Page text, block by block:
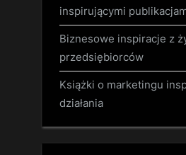
inspirującymi
Biznesowe inspiracje z
przedsiębiorców
Książki o marketingu
działania